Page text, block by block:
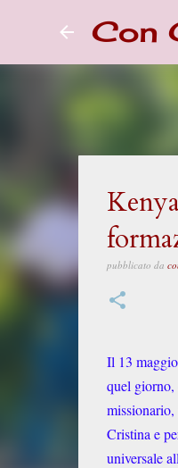
Con
pubblicato da
Il 13
quel giorno,
Cristina e
universale